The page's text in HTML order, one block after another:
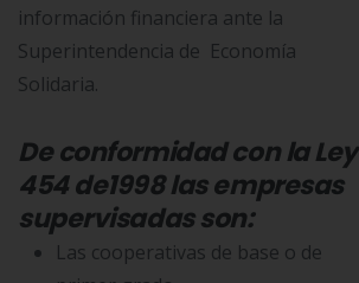
información financiera ante la
Superintendencia de Economía
Solidaria.
De conformidad con la Ley
454 de1998 las empresas
supervisadas son:
Las cooperativas de base o de